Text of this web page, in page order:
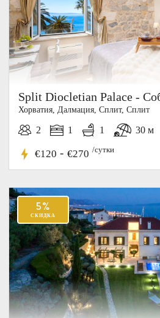
Split Diocletian Palace -
Хорватия, Далмация, Cплит, Сплит
2 1 1 30 м
€120 - €270 /сутки